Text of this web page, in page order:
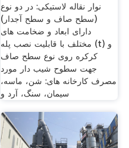
نوار نقاله لاستیکی: در دو نوع
(سطح صاف و سطح آجدار)
دارای ابعاد و ضخامت های
مختلف با قابلیت نصب پله (t) و
کرکره روی نوع سطح صاف
جهت سطوح شیب دار مورد
مصرف کارخانه های: شن، ماسه،
سیمان، سنگ، آرد و